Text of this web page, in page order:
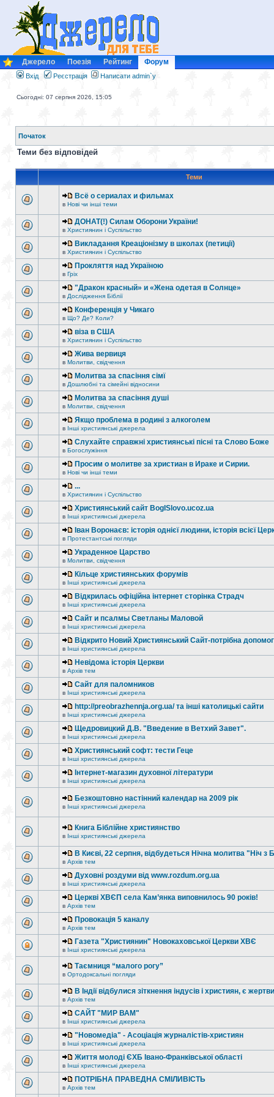
Джерело Поезія Рейтинг Форум
Вхід Реєстрація Написати admin`у
Сьогодні: 07 серпня 2026, 15:05
Початок
Теми без відповідей
Теми
Всё о сериалах и фильмах
в Нові чи інші теми
ДОНАТ(!) Силам Оборони України!
в Християнин і Суспільство
Викладання Креаціонізму в школах (петиції)
в Християнин і Суспільство
Прокляття над Україною
в Гріх
"Дракон красный» и «Жена одетая в Солнце»
в Дослідження Біблії
Конференція у Чикаго
в Що? Де? Коли?
віза в США
в Християнин і Суспільство
Жива вервиця
в Молитви, свідчення
Молитва за спасіння сімї
в Дошлюбні та сімейні відносини
Молитва за спасіння душі
в Молитви, свідчення
Якщо проблема в родині з алкоголем
в Інші християнські джерела
Слухайте справжні християнські пісні та Слово Боже
в Богослужіння
Просим о молитве за христиан в Ираке и Сирии.
в Нові чи інші теми
...
в Християнин і Суспільство
Християнський сайт BogISlovo.ucoz.ua
в Інші християнські джерела
Іван Воронаєв: історія однієї людини, історія всієї
в Протестантські погляди
Украденное Царство
в Молитви, свідчення
Кільце християнських форумів
в Інші християнські джерела
Відкрилась офіційна інтернет сторінка Страдч
в Інші християнські джерела
Сайт и псалмы Светланы Маловой
в Інші християнські джерела
Відкрито Новий Християнський Сайт-потрібна
в Інші християнські джерела
Невідома історія Церкви
в Архів тем
Сайт для паломников
в Інші християнські джерела
http://preobrazhennja.org.ua/ та інші католицькі сайти
в Інші християнські джерела
Щедровицкий Д.В. "Введение в Ветхий Завет".
в Інші християнські джерела
Християнський софт: тести Геце
в Інші християнські джерела
Інтернет-магазин духовної літератури
в Інші християнські джерела
Безкоштовно настінний календар на 2009 рік
в Інші християнські джерела
Книга Біблійне християнство
в Інші християнські джерела
В Києві, 22 серпня, відбудеться Нічна молитва "Ніч з
в Архів тем
Духовні роздуми від www.rozdum.org.ua
в Інші християнські джерела
Церкві ХВЄП села Кам’янка виповнилось 90 років!
в Архів тем
Провокація 5 каналу
в Архів тем
Газета "Християнин" Новокаховської Церкви ХВЄ
в Інші християнські джерела
Таємниця “малого рогу”
в Ортодоксальні погляди
В Індії відбулися зіткнення індусів і християн, є жертви
в Архів тем
САЙТ "МИР ВАМ"
в Інші християнські джерела
"Новомедіа" - Асоціація журналістів-християн
в Інші християнські джерела
Життя молоді ЄХБ Івано-Франківської області
в Інші християнські джерела
ПОТРІБНА ПРАВЕДНА СМІЛИВІСТЬ
в Архів тем